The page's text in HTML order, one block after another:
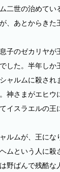
二世の治めてい
、あとからきた
子のゼカリヤが
した。半年しか
ャルムに殺され
神さまがエヒウ
イスラエルの王
ルムが、王にな
ムという人に殺
野ばんで残酷な